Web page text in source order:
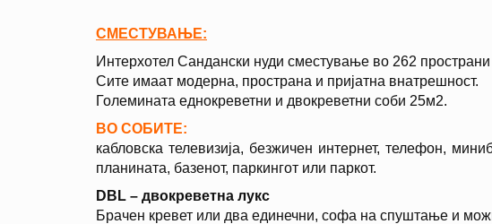
СМЕСТУВАЊЕ:
Интерхотел Сандански нуди сместување во 262
Сите имаат модерна, пространа и пријатна внатрешност.
Големината еднокреветни и двокреветни соби 25м2.
ВО СОБИТE:
кабловска телевизија, безжичен интернет, телефон,
планината, базенот, паркингот или паркот.
DBL – двокреветна лукс
Брачен кревет или два единечни, софа на спуштање и